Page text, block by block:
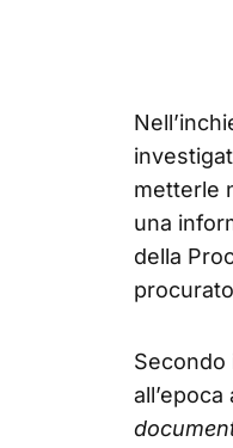
metterle
una
della
Secondo